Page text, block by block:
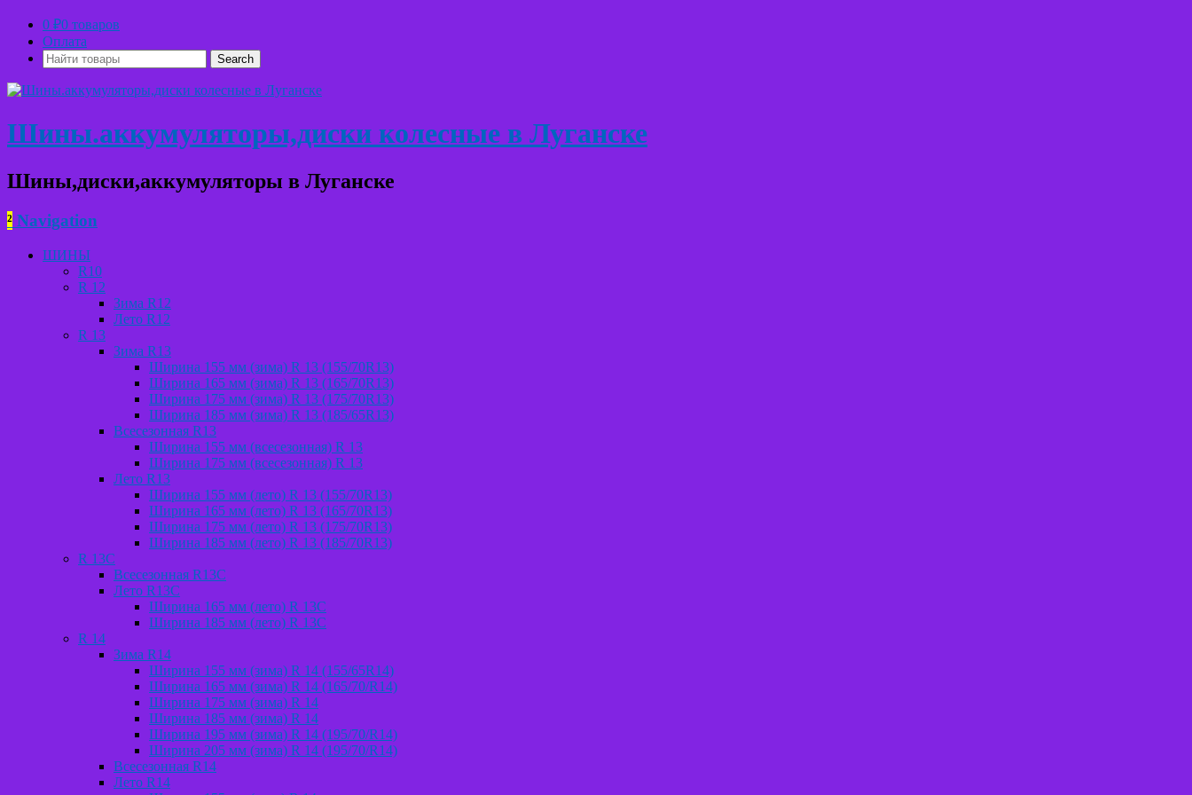
0 ₽0 товаров
Оплата
Найти
товары:
Шины.аккумуляторы,диски колесные в Луганске
Шины,диски,аккумуляторы в Луганске
² Navigation
ШИНЫ
R10
R 12
Зима R12
Лето R12
R 13
Зима R13
Ширина 155 мм (зима) R 13 (155/70R13)
Ширина 165 мм (зима) R 13 (165/70R13)
Ширина 175 мм (зима) R 13 (175/70R13)
Ширина 185 мм (зима) R 13 (185/65R13)
Всесезонная R13
Ширина 155 мм (всесезонная) R 13
Ширина 175 мм (всесезонная) R 13
Лето R13
Ширина 155 мм (лето) R 13 (155/70R13)
Ширина 165 мм (лето) R 13 (165/70R13)
Ширина 175 мм (лето) R 13 (175/70R13)
Ширина 185 мм (лето) R 13 (185/70R13)
R 13C
Всесезонная R13C
Лето R13C
Ширина 165 мм (лето) R 13С
Ширина 185 мм (лето) R 13С
R 14
Зима R14
Ширина 155 мм (зима) R 14 (155/65R14)
Ширина 165 мм (зима) R 14 (165/70/R14)
Ширина 175 мм (зима) R 14
Ширина 185 мм (зима) R 14
Ширина 195 мм (зима) R 14 (195/70/R14)
Ширина 205 мм (зима) R 14 (195/70/R14)
Всесезонная R14
Лето R14